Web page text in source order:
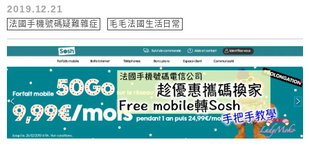
2019.12.21
法國手機號碼疑難雜症 毛毛法國生活日常